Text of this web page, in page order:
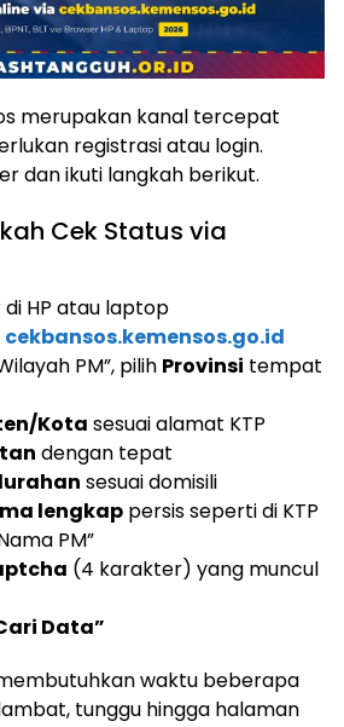
merupakan kanal tercepat
registrasi atau login.
dan ikuti langkah berikut.
Cek Status via
HP atau laptop
cekbansos.kemensos.go.id
PM”, pilih Provinsi tempat
Kota sesuai alamat KTP
dengan tepat
sesuai domisili
lengkap persis seperti di KTP
PM”
(4 karakter) yang muncul
Data”
waktu beberapa
tunggu hingga halaman